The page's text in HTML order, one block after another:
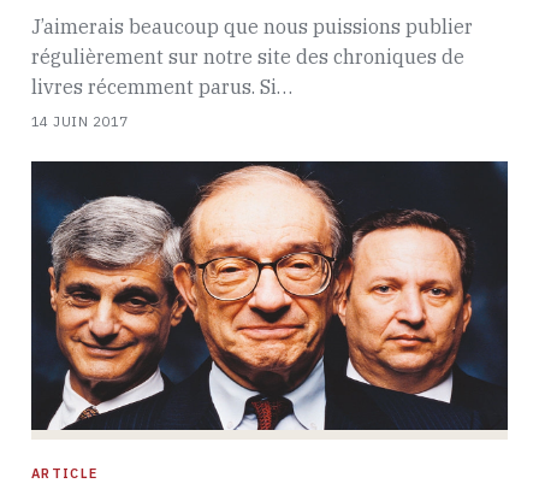
J’aimerais beaucoup que nous puissions publier
régulièrement sur notre site des chroniques de
livres récemment parus. Si…
14 JUIN 2017
ARTICLE